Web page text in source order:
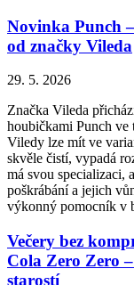
Novinka Punch
od značky Vileda
29. 5. 2026
Značka Vileda
houbičkami Punch
Viledy lze mít ve
skvěle čistí, vypadá
má svou specializaci,
poškrábání a jejich
výkonný pomocník v
Večery bez
Cola Zero Zero
starostí